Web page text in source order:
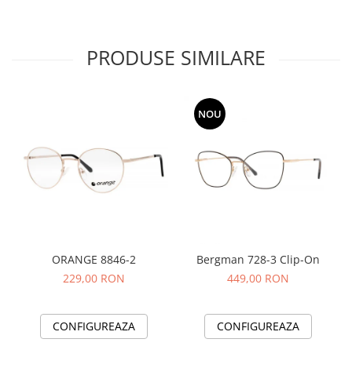
PRODUSE SIMILARE
ORANGE 8846-2
229,00 RON
CONFIGUREAZA
NOU
Bergman 728-3 Clip-On
449,00 RON
CONFIGUREAZA